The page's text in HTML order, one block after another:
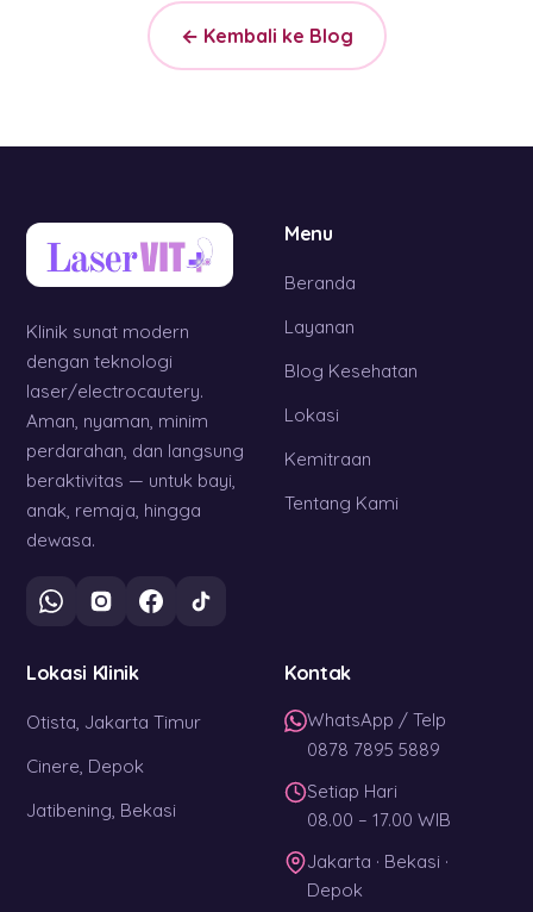
← Kembali ke Blog
Klinik sunat modern
dengan teknologi
laser/electrocautery.
Aman, nyaman, minim
perdarahan, dan langsung
beraktivitas — untuk bayi,
anak, remaja, hingga
dewasa.
Menu
Beranda
Layanan
Blog Kesehatan
Lokasi
Kemitraan
Tentang Kami
Lokasi Klinik
Otista, Jakarta Timur
Cinere, Depok
Jatibening, Bekasi
Kontak
WhatsApp / Telp
0878 7895 5889
Setiap Hari
08.00 – 17.00 WIB
Jakarta · Bekasi ·
Depok